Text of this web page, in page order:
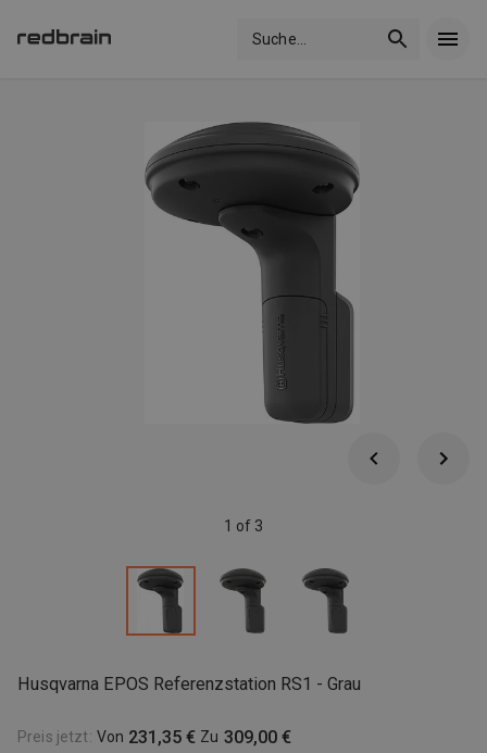
Suche
1 of 3
Husqvarna EPOS Referenzstation RS1 - Grau
Preis jetzt: Von 231,35 € Zu 309,00 €